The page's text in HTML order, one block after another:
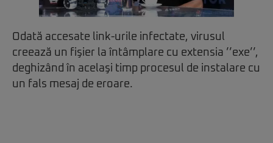
Odată accesate link-urile infectate, virusul
creează un fişier la întâmplare cu extensia ’’exe’’,
deghizând în acelaşi timp procesul de instalare cu
un fals mesaj de eroare.